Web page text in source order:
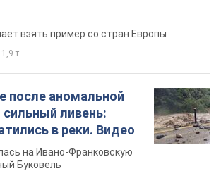
взять пример со стран Европы
1,9 т.
после аномальной
ливень:
в реки. Видео
на Ивано-Франковскую
Буковель